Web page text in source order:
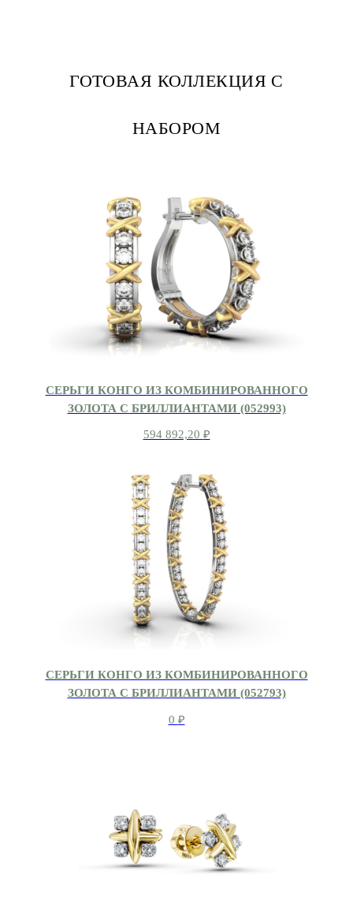
ГОТОВАЯ КОЛЛЕКЦИЯ С
НАБОРОМ
СЕРЬГИ КОНГО ИЗ КОМБИНИРОВАННОГО
ЗОЛОТА С БРИЛЛИАНТАМИ (052993)
594 892,20 ₽
СЕРЬГИ КОНГО ИЗ КОМБИНИРОВАННОГО
ЗОЛОТА С БРИЛЛИАНТАМИ (052793)
0 ₽